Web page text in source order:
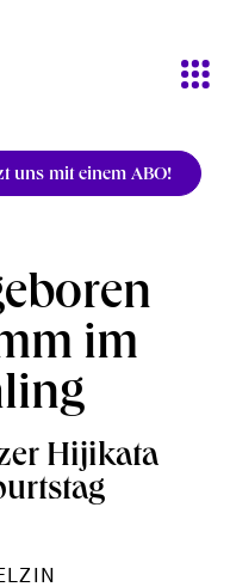
uns mit einem ABO!
im
Hijikata